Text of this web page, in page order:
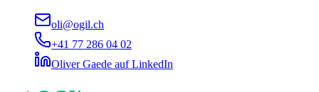
oli@ogil.ch
+41 77 286 04 02
Oliver Gaede auf LinkedIn